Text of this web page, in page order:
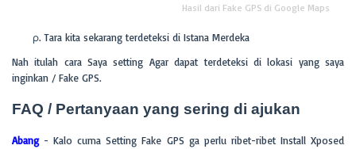
Hasil dari Fake GPS di Google Maps
Tara kita sekarang terdeteksi di Istana Merdeka
Nah itulah cara Saya setting Agar dapat terdeteksi di lokasi yang saya
inginkan / Fake GPS.
FAQ / Pertanyaan yang sering di ajukan
Abang- Kalo cuma Setting Fake GPS ga perlu ribet-ribet Install Xposed